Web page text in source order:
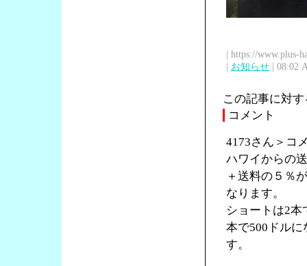
| https://www.plus-
| お知らせ | 08:02
この記事に対
コメント
4173さん＞コ
ハワイからの
＋送料の５％
なります。
ショートは2本
本で500ドル
す。